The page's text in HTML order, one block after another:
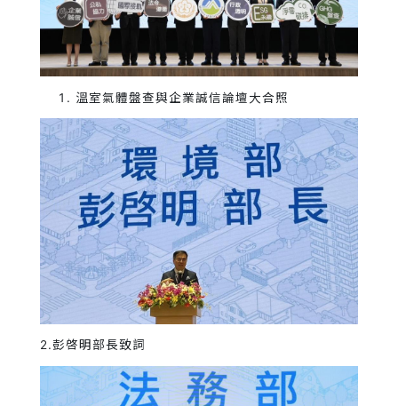
溫室氣體盤查與企業誠信論壇大合照
2.彭啓明部長致詞